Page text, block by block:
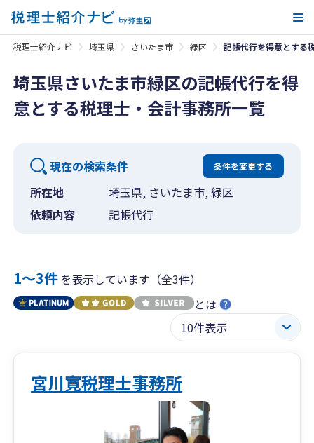
税理士紹介ナビ 埼玉県 さいたま市 緑区 記帳代行を得意とする
埼玉県さいたま市緑区の記帳代行を得
意とする税理士・会計事務所一覧
現在の検索条件 条件を変更する
所在地
埼玉県, さいたま市, 緑区
依頼内容
記帳代行
1〜3件を表示しています（全3件）
とは
宮川寛税理士事務所